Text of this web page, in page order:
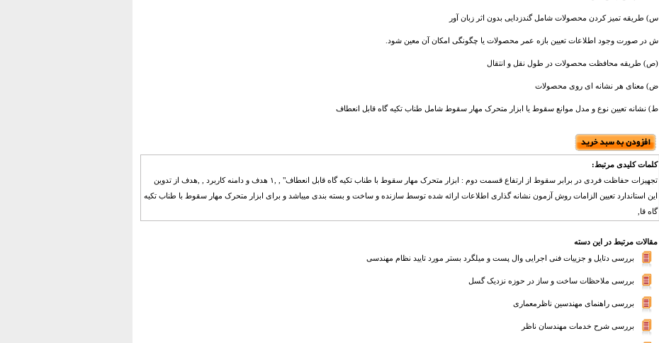
س) طریقه تمیز کردن محصولات شامل گندزدایی بدون اثر زبان آور
ش در صورت وجود اطلاعات تعیین بازه عمر محصولات یا چگونگی امکان آن معین شود.
(ص) طریقه محافظت محصولات در طول نقل و انتقال
ض) معنای هر نشانه ای روی محصولات
ط) نشانه تعیین نوع و مدل موانع سقوط یا ابزار متحرک مهار سقوط شامل طناب تکیه گاه قابل انعطاف
کلمات کلیدی مرتبط:
تجهیزات حفاظت فردی در برابر سقوط از ارتفاع قسمت دوم : ابزار متحرک مهار سقوط با طناب تکیه گاه قابل انعطاف" , ,۱ هدف و دامنه کاربرد , ,هدف از تدوین
این استاندارد تعیین الزامات روش آزمون نشانه گذاری اطلاعات ارائه شده توسط سازنده و ساخت و بسته بندی میباشد و برای ابزار متحرک مهار سقوط با طناب تکیه
گاه قا,
مقالات مرتبط در این دسته
بررسی دتایل و جزییات فنی اجرایی وال پست و میلگرد بستر مورد تایید نظام مهندسی
بررسی ملاحظات ساخت و ساز در حوزه نزدیک گسل
بررسی راهنمای مهندسین ناظرمعماری
بررسی شرح خدمات مهندسان ناظر